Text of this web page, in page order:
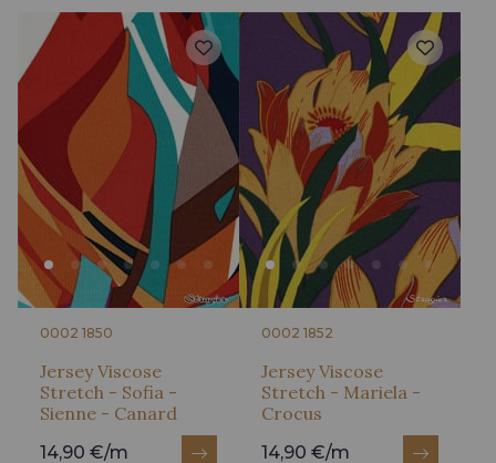
0002 1850
Jersey Viscose
Stretch - Sofia -
Sienne - Canard
14,90 €/m
0002 1852
Jersey Viscose
Stretch - Mariela -
Crocus
14,90 €/m